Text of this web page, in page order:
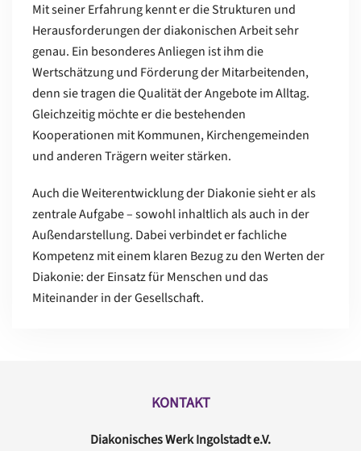
Mit seiner Erfahrung kennt er die Strukturen und
Herausforderungen der diakonischen Arbeit sehr
genau. Ein besonderes Anliegen ist ihm die
Wertschätzung und Förderung der Mitarbeitenden,
denn sie tragen die Qualität der Angebote im Alltag.
Gleichzeitig möchte er die bestehenden
Kooperationen mit Kommunen, Kirchengemeinden
und anderen Trägern weiter stärken.
Auch die Weiterentwicklung der Diakonie sieht er als
zentrale Aufgabe – sowohl inhaltlich als auch in der
Außendarstellung. Dabei verbindet er fachliche
Kompetenz mit einem klaren Bezug zu den Werten der
Diakonie: der Einsatz für Menschen und das
Miteinander in der Gesellschaft.
KONTAKT
Diakonisches Werk Ingolstadt e.V.